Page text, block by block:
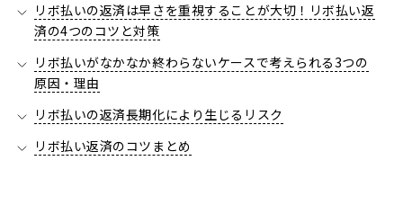
リボ払いの返済は早さを重視することが大切！リボ払い返
済の4つのコツと対策
リボ払いがなかなか終わらないケースで考えられる3つの
原因・理由
リボ払いの返済長期化により生じるリスク
リボ払い返済のコツまとめ